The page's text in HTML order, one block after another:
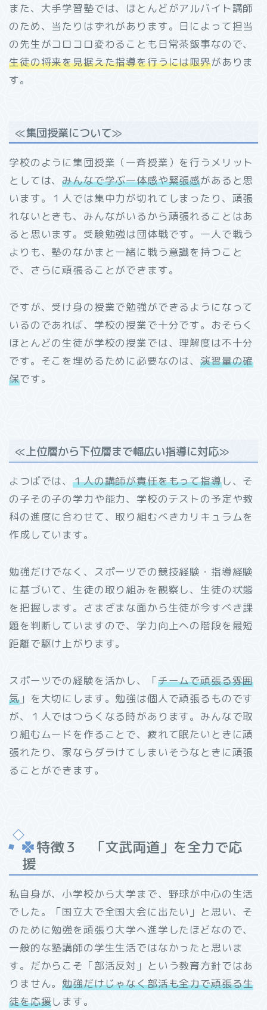
また、大手学習塾では、ほとんどがアルバイト講師
のため、当たりはずれがあります。日によって担当
の先生がコロコロ変わることも日常茶飯事なので、
生徒の将来を見据えた指導を行うには限界がありま
す。
≪集団授業について≫
学校のように集団授業（一斉授業）を行うメリット
としては、みんなで学ぶ一体感や緊張感があると思
います。１人では集中力が切れてしまったり、頑張
れないときも、みんながいるから頑張れることはあ
ると思います。受験勉強は団体戦です。一人で戦う
よりも、塾のなかまと一緒に戦う意識を持つこと
で、さらに頑張ることができます。
ですが、受け身の授業で勉強ができるようになって
いるのであれば、学校の授業で十分です。おそらく
ほとんどの生徒が学校の授業では、理解度は不十分
です。そこを埋めるために必要なのは、演習量の確
保です。
≪上位層から下位層まで幅広い指導に対応≫
よつばでは、１人の講師が責任をもって指導し、そ
の子その子の学力や能力、学校のテストの予定や教
科の進度に合わせて、取り組むべきカリキュラムを
作成しています。
勉強だけでなく、スポーツでの競技経験・指導経験
に基づいて、生徒の取り組みを観察し、生徒の状態
を把握します。さまざまな面から生徒が今すべき課
題を判断していますので、学力向上への階段を最短
距離で駆け上がります。
スポーツでの経験を活かし、「チームで頑張る雰囲
気」を大切にします。勉強は個人で頑張るものです
が、１人ではつらくなる時があります。みんなで取
り組むムードを作ることで、疲れて眠たいときに頑
張れたり、家ならダラけてしまいそうなときに頑張
ることができます。
特徴３ 「文武両道」を全力で応
援
私自身が、小学校から大学まで、野球が中心の生活
でした。「国立大で全国大会に出たい」と思い、そ
のために勉強を頑張り大学へ進学したほどなので、
一般的な塾講師の学生生活ではなかったと思いま
す。だからこそ「部活反対」という教育方針ではあ
りません。勉強だけじゃなく部活も全力で頑張る生
徒を応援します。